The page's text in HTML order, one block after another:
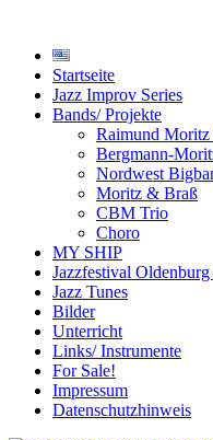
Startseite
Jazz Improv Series
Bands/ Projekte
Raimund Moritz
Bergmann-
Nordwest
Moritz & Braß
CBM Trio
Choro
MY SHIP
Jazzfestival
Jazz Tunes
Bilder
Unterricht
Links/ Instrumente
For Sale!
Impressum
Datenschutzhinweis